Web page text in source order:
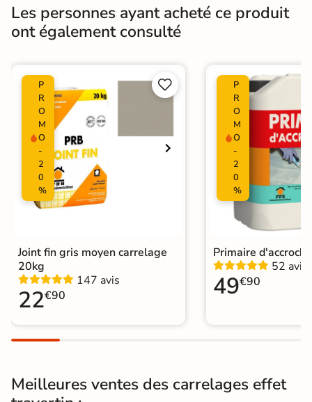
Masse colorée Non
Finition Mate
Surface
Nombres de
tampons
Résistant au Gel
Plancher
Chauffant
Conditionnement
Choix
Les personnes ayant acheté ce produit
ont également consulté
P
R
O
M
O
-
2
0
%


Joint fin gris moyen carrelage
20kg
147 avis
22€90
P
R
O
M
O
-
2
0
%
Primaire
52 avis
49€90
Meilleures ventes des carrelages effet